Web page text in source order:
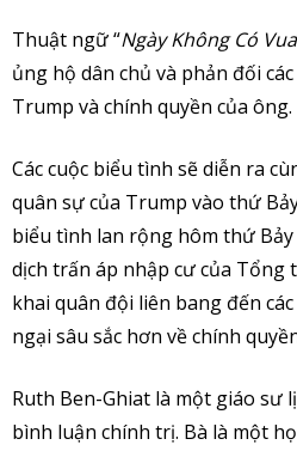
Thuật ngữ “Ngày Không Có Vua
ủng hộ dân chủ và phản đối
Trump và chính quyền của ông.
Các cuộc biểu tình sẽ diễn ra
quân sự của Trump vào thứ
biểu tình lan rộng hôm thứ
dịch trấn áp nhập cư của Tổng
khai quân đội liên bang đến
ngại sâu sắc hơn về chính
Ruth Ben-Ghiat là một giáo sư
bình luận chính trị. Bà là một